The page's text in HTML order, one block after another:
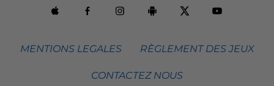
MENTIONS LEGALES RÈGLEMENT DES JEUX
CONTACTEZ NOUS